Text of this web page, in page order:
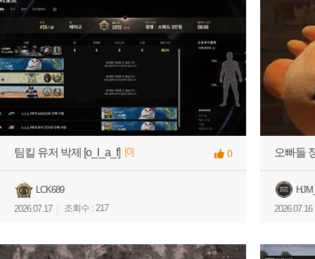
0
[0]
팀킬 유저 박제 [o_l_a_f]
LCK689
2026.07.17
조회수 : 217
2026.07.16